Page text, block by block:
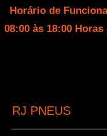
Horário de
08:00 às 18:00 Horas
RJ PNEUS